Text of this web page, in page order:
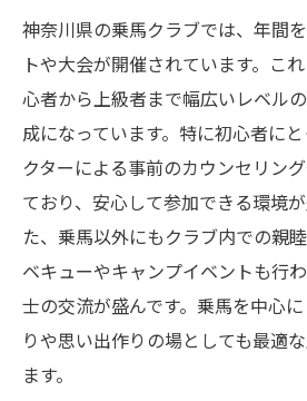
神奈川県の乗馬クラブでは、年間
トや大会が開催されています。こ
心者から上級者まで幅広いレベル
成になっています。特に初心者に
クターによる事前のカウンセリン
ており、安心して参加できる環境
た、乗馬以外にもクラブ内での親
ベキューやキャンプイベントも行
士の交流が盛んです。乗馬を中心
りや思い出作りの場としても最適
ます。